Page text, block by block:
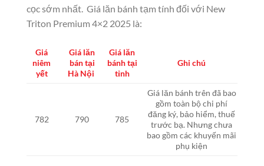
cọc sớm nhất. Giá lăn bánh tạm tính đối với New
Triton Premium 4×2 2025 là:
Giá
niêm
yết
Giá lăn
bán tại
Hà Nội
Giá lăn
bánh tại
tỉnh
Ghi chú
782 790 785
Giá lăn bánh trên đã bao
gồm toàn bộ chi phí
đăng ký, bảo hiểm, thuế
trước bạ. Nhưng chưa
bao gồm các khuyến mãi
phụ kiện